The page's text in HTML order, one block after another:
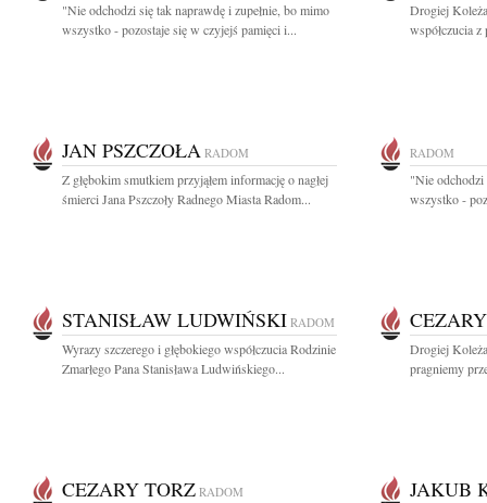
"Nie odchodzi się tak naprawdę i zupełnie, bo mimo
wszystko - pozostaje się w czyjejś pamięci i...
Drogiej
współczucia
JAN PSZCZOŁA RADOM
Z głębokim smutkiem przyjąłem informację o nagłej
śmierci Jana Pszczoły Radnego Miasta Radom...
RADOM
"Nie odchodzi
wszystko -
STANISŁAW LUDWIŃSKI RADOM
Wyrazy szczerego i głębokiego współczucia Rodzinie
Zmarłego Pana Stanisława Ludwińskiego...
Drogiej
pragniemy
CEZARY TORZ RADOM JAKUB